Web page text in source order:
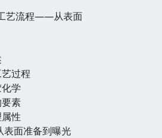
艺流程――从表面
过程
学
素
性
表面准备到曝光